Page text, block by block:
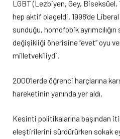
LGBT (Lezbiyen, Gey, Biseksüel,
hep aktif olageldi. 1998’de
sunduğu, homofobik
değişikliği önerisine “evet” oyu
milletvekiliydi.
2000’lerde öğrenci harçlarına
hareketinin yanında yer aldı.
Kesinti politikalarına başından
eleştirilerini sürdürürken sokak